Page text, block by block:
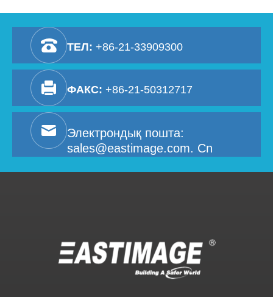
ТЕЛ: +86-21-33909300
ФАКС: +86-21-50312717
Электрондық пошта:
sales@eastimage.com. Cn